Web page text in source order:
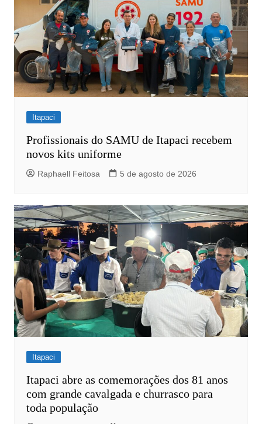
Itapaci
Profissionais do SAMU de Itapaci recebem
novos kits uniforme
Raphaell Feitosa 5 de agosto de 2026
Itapaci
Itapaci abre as comemorações dos 81 anos
com grande cavalgada e churrasco para
toda população